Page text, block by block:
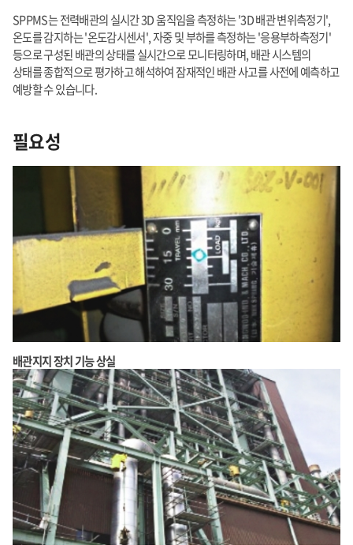
SPPMS는 전력배관의 실시간 3D 움직임을 측정하는 '3D 배관 변위측정기',
온도를 감지하는 '온도감시센서', 자중 및 부하를 측정하는 '응용부하측정기'
등으로 구성된 배관의 상태를 실시간으로 모니터링하며, 배관 시스템의
상태를 종합적으로 평가하고 해석하여 잠재적인 배관 사고를 사전에 예측하고
예방할 수 있습니다.
필요성
배관지지 장치 기능 상실